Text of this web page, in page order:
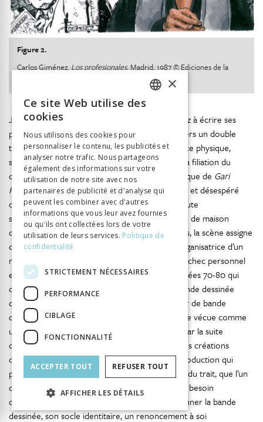
Figure 2.
Carlos Giménez, Los profesionales, Madrid, 1987 © Ediciones de la
Joan Mundet – encouragé d’ailleurs par Giménez à écrire ses
propres histoires – retrace son parcours à travers un double
transparent nommé Joan Fornells : ressemblance physique,
symétrie des parcours et paratexte établissent la filiation du
double de papier de l’auteur. Le réalisme graphique de Gari
Folch34entre en consonance avec le ton rageur et désespéré
d’un récit dont l’enjeu est l’identité. Le récit débute
significativement par l’anecdote d’une secrétaire de maison
d’édition incapable de retenir le nom de Fornells, la scène assigne
d’emblée à la thématique du nom la fonction organisatrice d’un
récit autobiographique associant étroitement l’échec personnel
et un tableau critique du milieu éditorial des années 70-80 qui
questionne les conditions d’émergence de la bande dessinée
d’auteur en Espagne. Le choix de devenir auteur de bande
dessinée est à l’origine de la rupture avec le père vécue comme
une négation inaugurale du sujet et renforcée par la suite
d’échecs professionnels, les éditeurs refusant ses créations
originales trop éloignées de leurs critères de production qui
privilégient la quantité, la rapidité et la propreté du trait, que l’un
d’eux résumera sèchement : « nous n’avons pas besoin
d’artistes ». Ces échecs le conduiront à abandonner la bande
dessinée, son socle identitaire, un renoncement à soi
ITALIAN
×
Ce site Web utilise des
cookies
Nous utilisons des cookies pour
personnaliser le contenu, les publicités et
analyser notre trafic. Nous partageons
également des informations sur votre
utilisation de notre site avec nos
partenaires de publicité et d'analyse qui
peuvent les combiner avec d'autres
informations que vous leur avez fournies
ou qu'ils ont collectées lors de votre
utilisation de leurs services. Politique de
confidentialité
STRICTEMENT NÉCESSAIRES
PERFORMANCE
CIBLAGE
FONCTIONNALITÉ
ACCEPTER TOUT REFUSER TOUT
AFFICHER LES DÉTAILS